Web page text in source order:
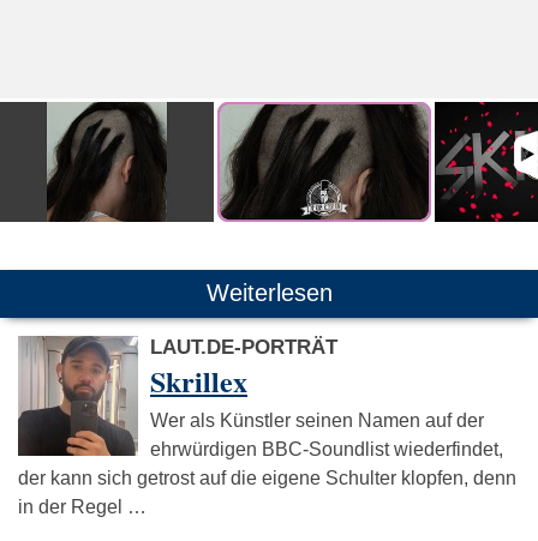
Weiterlesen
LAUT.DE-PORTRÄT
Skrillex
Wer als Künstler seinen Namen auf der
ehrwürdigen BBC-Soundlist wiederfindet,
der kann sich getrost auf die eigene Schulter klopfen, denn
in der Regel …